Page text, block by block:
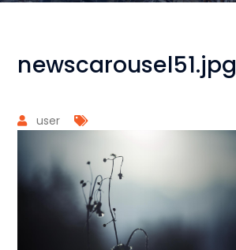
newscarousel51.jpg
user